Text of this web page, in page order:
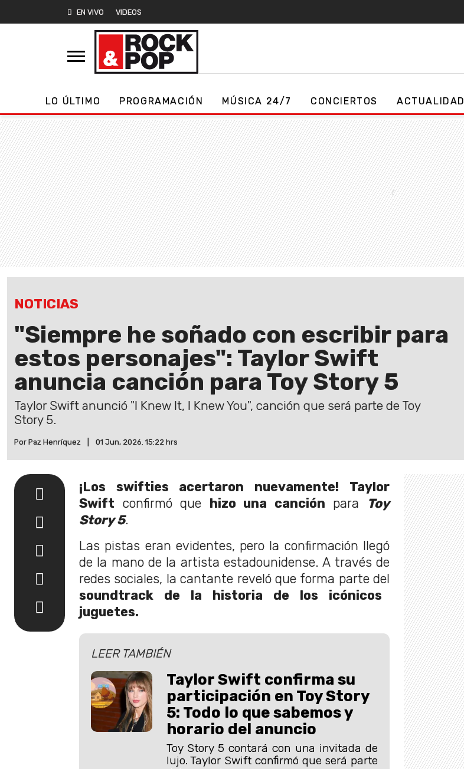
EN VIVO VIDEOS
LO ÚLTIMO PROGRAMACIÓN MÚSICA 24/7 CONCIERTOS ACTUALIDAD
NOTICIAS
"Siempre he soñado con escribir para
estos personajes": Taylor Swift
anuncia canción para Toy Story 5
Taylor Swift anunció "I Knew It, I Knew You", canción que será parte de Toy
Story 5.
Por Paz Henríquez 01 Jun, 2026. 15:22 hrs
¡Los swifties acertaron nuevamente!
Taylor
Swift confirmó que hizo una canción para
Toy
Story 5.
Las pistas eran evidentes, pero la confirmación llegó
de la mano de la artista estadounidense. A través de
redes sociales, la cantante reveló que forma parte del
soundtrack de la historia de los icónicos
juguetes.
LEER TAMBIÉN
Taylor Swift confirma su
participación en Toy Story
5: Todo lo que sabemos y
horario del anuncio
Toy Story 5 contará con una invitada de
lujo. Taylor Swift confirmó que será parte